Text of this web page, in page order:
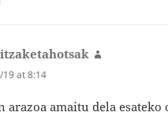
at 8:14
arazoa amaitu dela